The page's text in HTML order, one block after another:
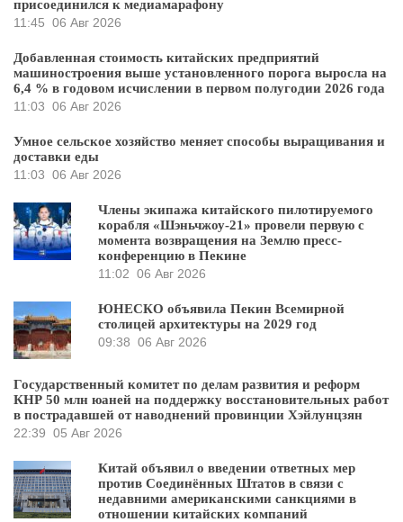
присоединился к медиамарафону
11:45 06 Авг 2026
Добавленная стоимость китайских предприятий
машиностроения выше установленного порога выросла на
6,4 % в годовом исчислении в первом полугодии 2026 года
11:03 06 Авг 2026
Умное сельское хозяйство меняет способы выращивания и
доставки еды
11:03 06 Авг 2026
Члены экипажа китайского пилотируемого
корабля «Шэньчжоу-21» провели первую с
момента возвращения на Землю пресс-
конференцию в Пекине
11:02 06 Авг 2026
ЮНЕСКО объявила Пекин Всемирной
столицей архитектуры на 2029 год
09:38 06 Авг 2026
Государственный комитет по делам развития и реформ
КНР 50 млн юаней на поддержку восстановительных работ
в пострадавшей от наводнений провинции Хэйлунцзян
22:39 05 Авг 2026
Китай объявил о введении ответных мер
против Соединённых Штатов в связи с
недавними американскими санкциями в
отношении китайских компаний